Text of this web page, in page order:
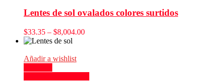
Lentes de sol ovalados colores surtidos
$33.35 – $8,004.00
Añadir a wishlist